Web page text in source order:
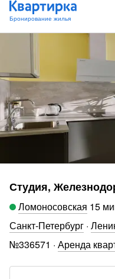
Студия,
Ломоносовская 15
Санкт-Петербург ·
№336571 · Аренда